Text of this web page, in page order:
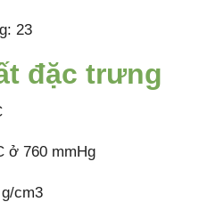
23
đặc trưng
ở 760 mmHg
cm3